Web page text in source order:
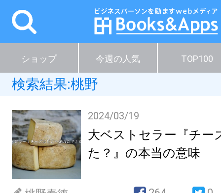
ショップ 今週の人気 TOP100
検索結果:桃野
2024/03/19
大ベストセラー『チー
た？』の本当の意味